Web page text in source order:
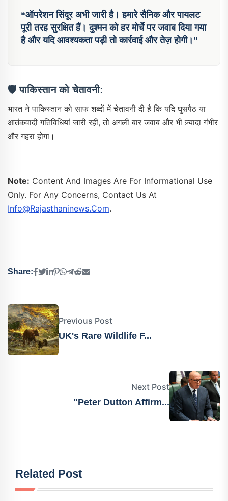
“ऑपरेशन सिंदूर अभी जारी है। हमारे सैनिक और पायलट
पूरी तरह सुरक्षित हैं। दुश्मन को हर मोर्चे पर जवाब दिया गया
है और यदि आवश्यकता पड़ी तो कार्रवाई और तेज़ होगी।”
🛡️पाकिस्तान को चेतावनी:
भारत ने पाकिस्तान को साफ शब्दों में चेतावनी दी है कि यदि घुसपैठ या
आतंकवादी गतिविधियां जारी रहीं, तो अगली बार जवाब और भी ज़्यादा गंभीर
और गहरा होगा।
Note: Content And Images Are For Informational Use
Only. For Any Concerns, Contact Us At
Info@rajasthaninews.com.
Share:
Previous Post
UK's Rare Wildlife F...
Next Post
"Peter Dutton Affirm...
Related Post